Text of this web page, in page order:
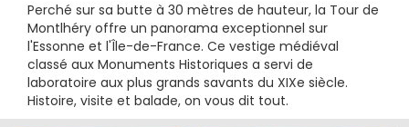
Perché sur sa butte à 30 mètres de hauteur, la Tour de
Montlhéry offre un panorama exceptionnel sur
l'Essonne et l'Île-de-France. Ce vestige médiéval
classé aux Monuments Historiques a servi de
laboratoire aux plus grands savants du XIXe siècle.
Histoire, visite et balade, on vous dit tout.